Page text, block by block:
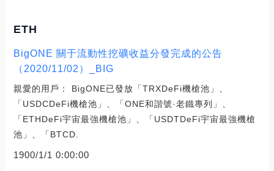
ETH
BigONE 關于流動性挖礦收益分發完成的公告
（2020/11/02）_BIG
親愛的用戶： BigONE已發放「TRXDeFi機槍池」、
「USDCDeFi機槍池」、「ONE和諧號·老鐵專列」、
「ETHDeFi宇宙最強機槍池」、「USDTDeFi宇宙最強機槍
池」、「BTCD.
1900/1/1 0:00:00